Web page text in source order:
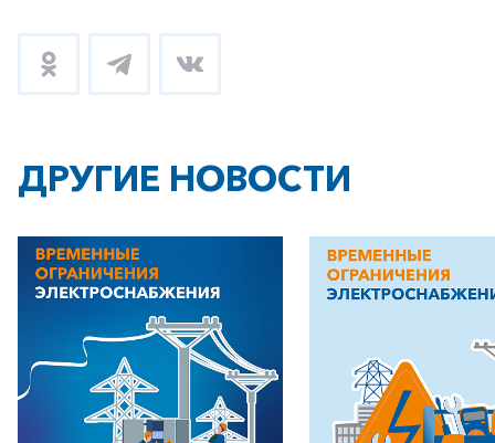
Заказать обратный звонок
Корпоративным клиентам
ДРУГИЕ НОВОСТИ